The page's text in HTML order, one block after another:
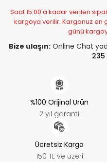
Saat 15:00'a kadar verilen
kargoya verilir. Kargonuz en
günü
Bize ulaşın:Online Chat
235
%100 Orijinal Ürün
2 yıl garanti
Ücretsiz Kargo
150 TL ve üzeri